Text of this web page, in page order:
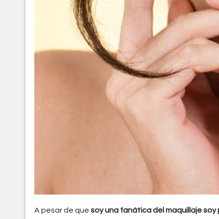
A pesar de que soy una fanática del maquillaje